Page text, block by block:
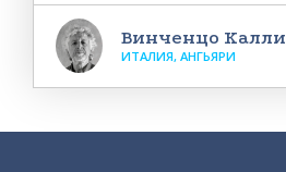
Винченцо Калли
ИТАЛИЯ, АНГЬЯРИ